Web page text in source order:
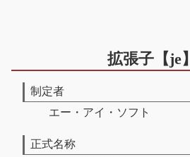
拡張子【je
制定者
エー・アイ・ソフト
正式名称